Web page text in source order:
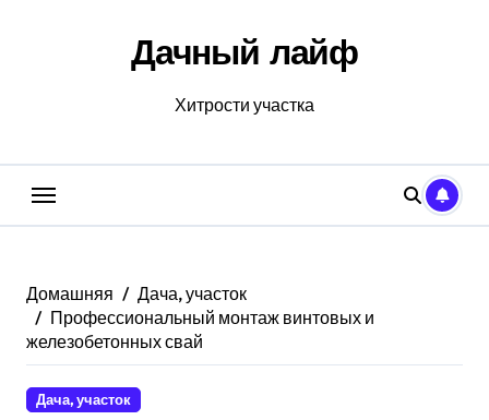
Дачный лайф
Хитрости участка
Домашняя
Дача, участок
Профессиональный монтаж винтовых и
железобетонных свай
Дача, участок